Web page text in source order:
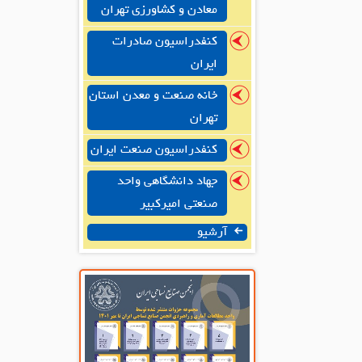
معادن و کشاورزی تهران
کنفدراسیون صادرات
ایران
خانه صنعت و معدن استان
تهران
کنفدراسیون صنعت ایران
جهاد دانشگاهی واحد
صنعتی امیرکبیر
آرشیو